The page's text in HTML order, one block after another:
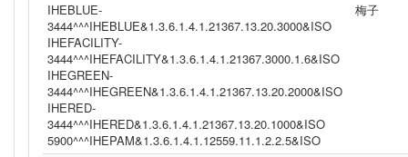
IHEBLUE-
3444^^^IHEBLUE&1.3.6.1.4.1.21367.13.20.3000&ISO
IHEFACILITY-
3444^^^IHEFACILITY&1.3.6.1.4.1.21367.3000.1.6&ISO
IHEGREEN-
3444^^^IHEGREEN&1.3.6.1.4.1.21367.13.20.2000&ISO
IHERED-
3444^^^IHERED&1.3.6.1.4.1.21367.13.20.1000&ISO
5900^^^IHEPAM&1.3.6.1.4.1.12559.11.1.2.2.5&ISO
梅子